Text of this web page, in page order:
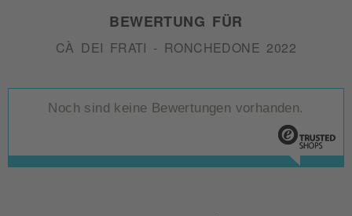
BEWERTUNG FÜR
CÀ DEI FRATI - RONCHEDONE 2022
Noch sind keine Bewertungen vorhanden.